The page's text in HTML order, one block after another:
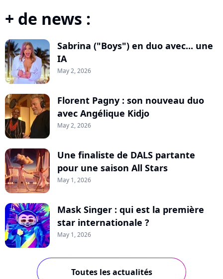
+ de news :
Sabrina ("Boys") en duo avec... une
IA
May 2, 2026
Florent Pagny : son nouveau duo
avec Angélique Kidjo
May 2, 2026
Une finaliste de DALS partante
pour une saison All Stars
May 1, 2026
Mask Singer : qui est la première
star internationale ?
May 1, 2026
Toutes les actualités